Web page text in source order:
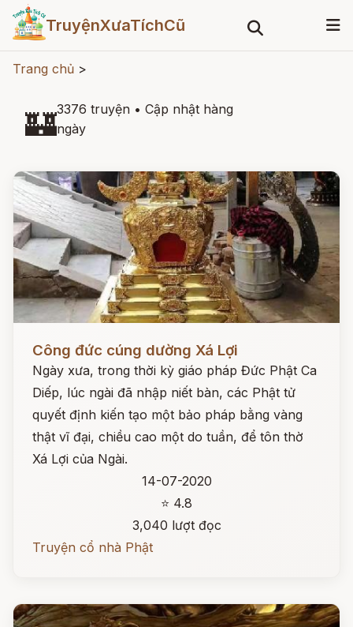
TruyệnXưaTíchCũ
Trang chủ >
🏰3376 truyện • Cập nhật hàng
ngày
Công đức cúng dường Xá Lợi
Ngày xưa, trong thời kỳ giáo pháp Đức Phật Ca
Diếp, lúc ngài đã nhập niết bàn, các Phật tử
quyết định kiến tạo một bảo pháp bằng vàng
thật vĩ đại, chiều cao một do tuần, để tôn thờ
Xá Lợi của Ngài.
14-07-2020
⭐ 4.8
3,040 lượt đọc
Truyện cổ nhà Phật